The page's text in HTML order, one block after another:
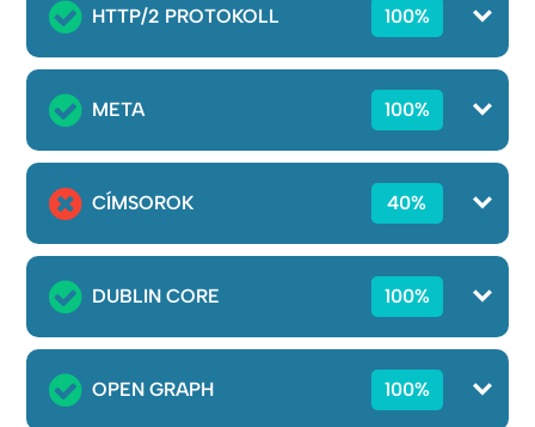
HTTP/2 PROTOKOLL 100%
META 100%
CÍMSOROK 40%
DUBLIN CORE 100%
OPEN GRAPH 100%